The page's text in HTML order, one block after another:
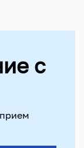
с